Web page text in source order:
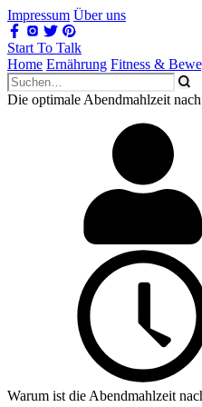
Impressum Über uns
Start To Talk
Home Ernährung Fitness &
Die optimale Abendmahlzeit
Warum ist die Abendmahlzeit